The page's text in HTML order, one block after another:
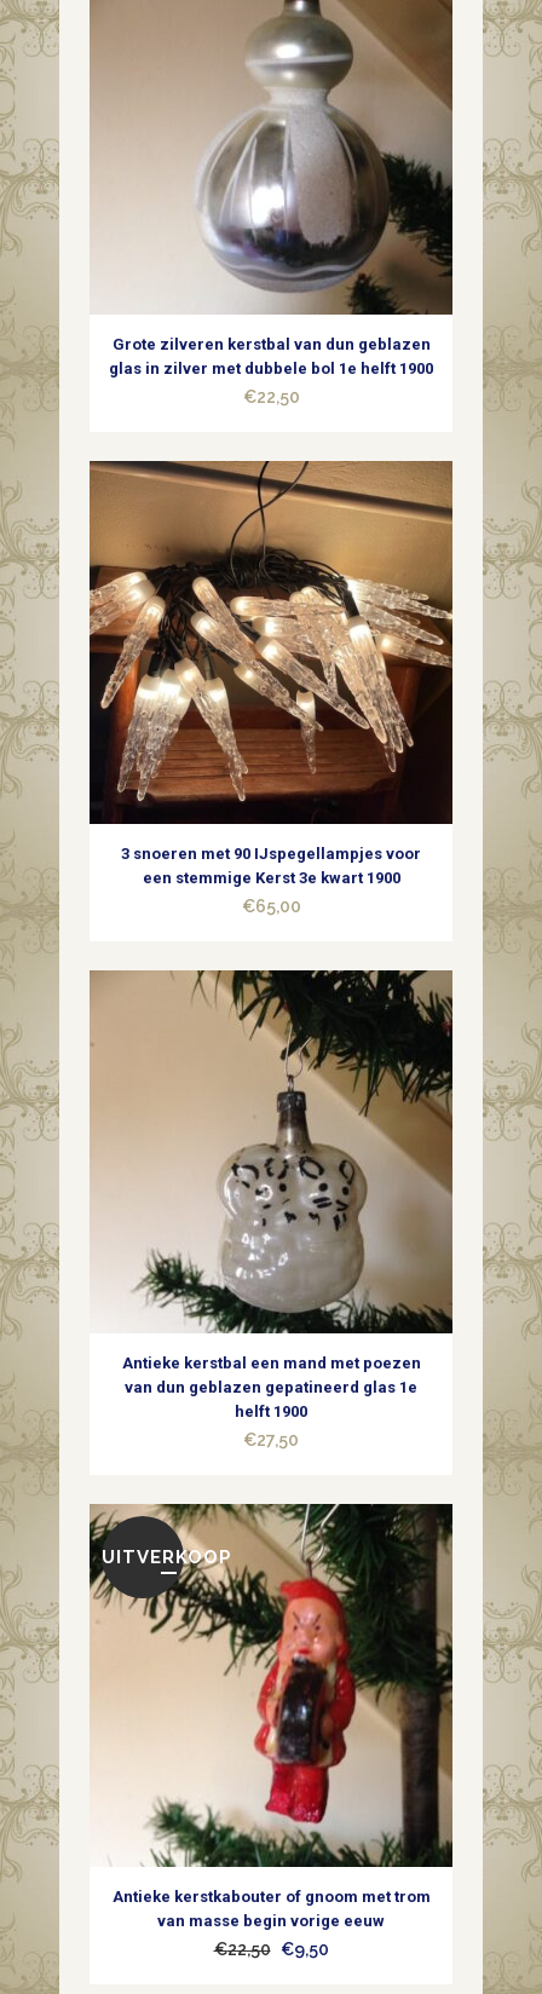
vorige
eeuw
Grote zilveren kerstbal van dun geblazen
glas in zilver met dubbele bol 1e helft 1900
€22,50
3 snoeren met 90 IJspegellampjes voor
een stemmige Kerst 3e kwart 1900
€65,00
Antieke kerstbal een mand met poezen
van dun geblazen gepatineerd glas 1e
helft 1900
€27,50
UITVERKOOP
Antieke kerstkabouter of gnoom met trom
van masse begin vorige eeuw
€22,50 Oorspronkelijke
€9,50Huidige